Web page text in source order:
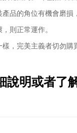
品的角位有機會磨損
則正常運作。
，完美主義者切勿購
明或者了